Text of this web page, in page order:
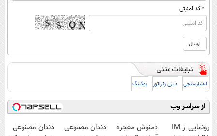
* کد امنیتی
اعتبارسنجی دیزل ژنراتور بوکینگ
از سراسر وب
رونمایی از IM
دمنوش معجزه
دندان مصنوعی
دندان مصنوعی